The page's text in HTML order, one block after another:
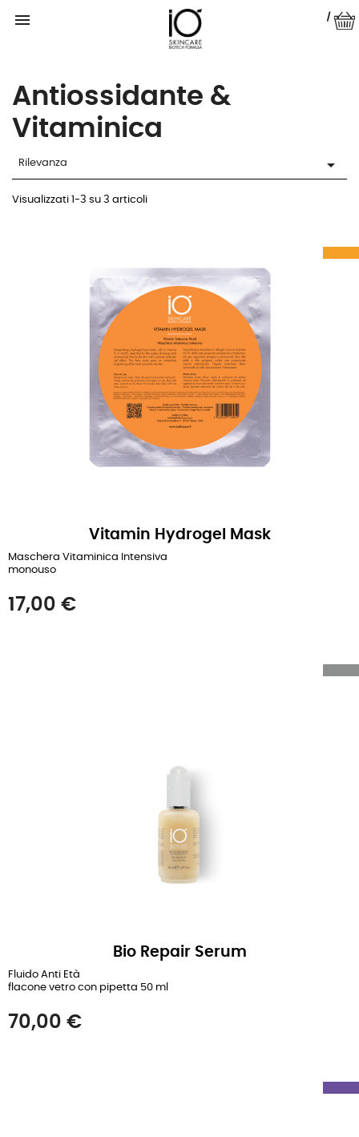
 |
Antiossidante &
Vitaminica
Rilevanza 
Visualizzati 1-3 su 3 articoli
Vitamin Hydrogel Mask
Maschera Vitaminica Intensiva
monouso
Prezzo
17,00 €
Bio Repair Serum
Fluido Anti Età
flacone vetro con pipetta 50 ml
Prezzo
70,00 €